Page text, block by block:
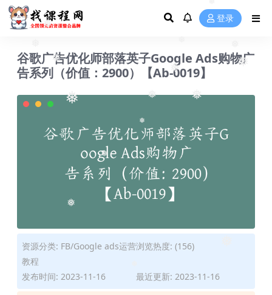
❅
❅
❅
❅
❅
❅ ❅
❅
❅
登录
谷歌广告优化师部落英子Google Ads购物广
告系列（价值：2900）【Ab-0019】
资源分类: FB/Google ads运营
教程
浏览热度: (156)
发布时间: 2023-11-16 最近更新: 2023-11-16